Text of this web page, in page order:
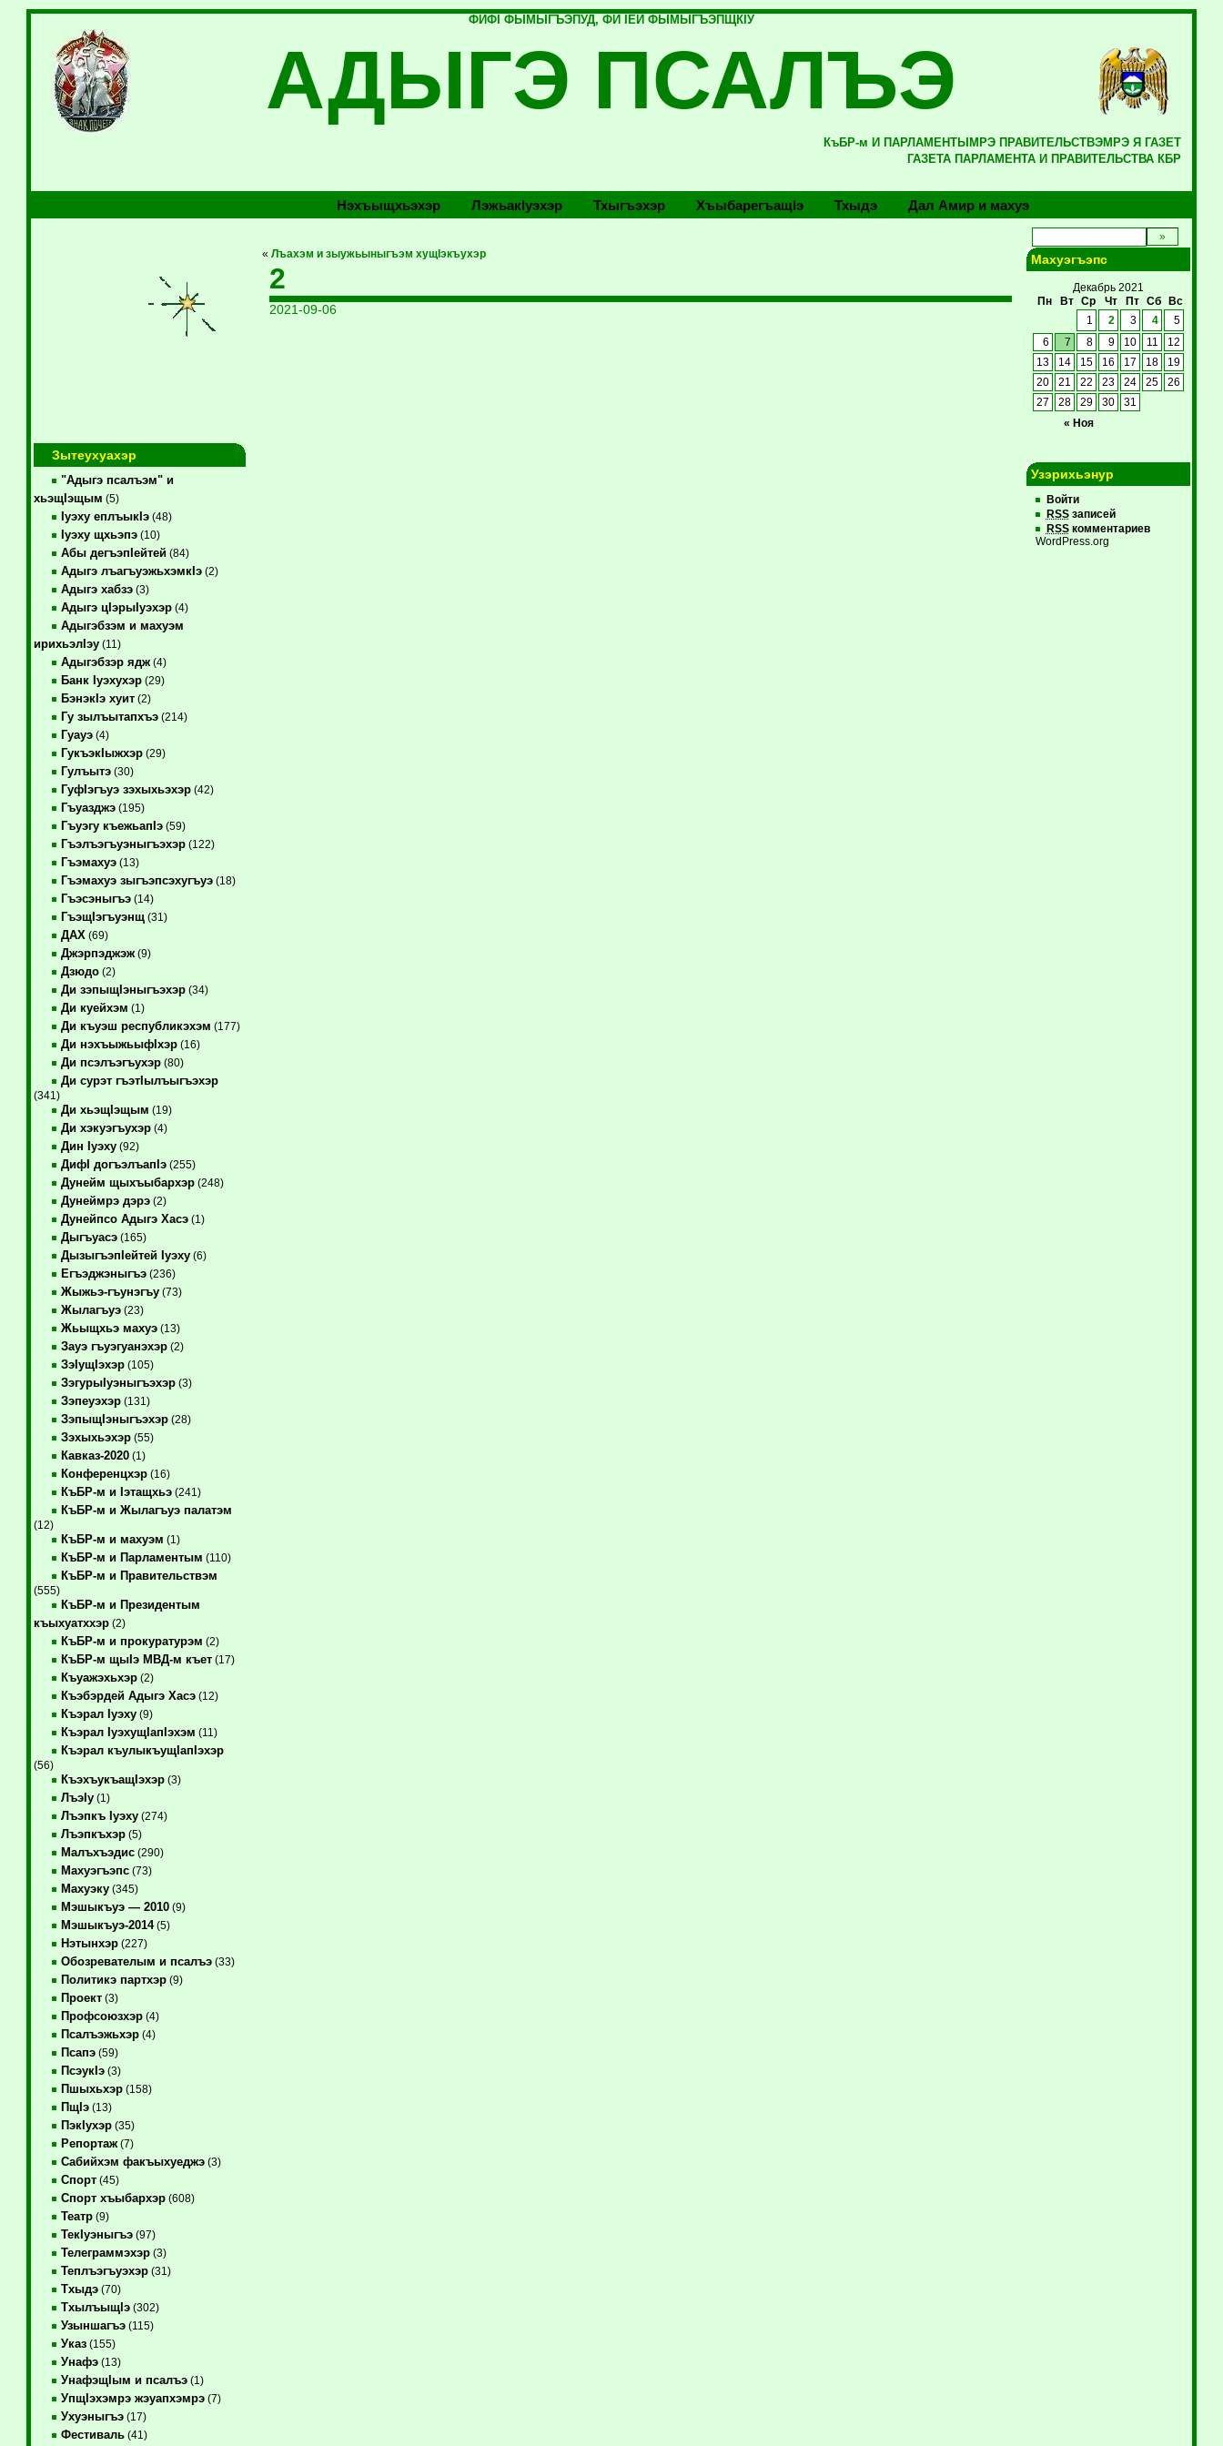
ФИФI ФЫМЫГЪЭПУД, ФИ IЕЙ ФЫМЫГЪЭПЩКIУ
АДЫГЭ ПСАЛЪЭ
КъБР-м И ПАРЛАМЕНТЫМРЭ ПРАВИТЕЛЬСТВЭМРЭ Я ГАЗЕТ
ГАЗЕТА ПАРЛАМЕНТА И ПРАВИТЕЛЬСТВА КБР
Нэхъыщхьэхэр Лэжьакlуэхэр Тхыгъэхэр Хъыбарегъащlэ Тхыдэ Дал Амир и махуэ
Зытеухуахэр
"Адыгэ псалъэм" и
хьэщIэщым (5)
Iуэху еплъыкIэ(48)
Iуэху щхьэпэ(10)
Абы дегъэпIейтей(84)
Адыгэ лъагъуэжьхэмкIэ(2)
Адыгэ хабзэ(3)
Адыгэ цIэрыIуэхэр(4)
Адыгэбзэм и махуэм
ирихьэлIэу(11)
Адыгэбзэр ядж(4)
Банк Iуэхухэр(29)
БэнэкIэ хуит(2)
Гу зылъытапхъэ(214)
Гуауэ(4)
ГукъэкIыжхэр(29)
Гулъытэ(30)
ГуфIэгъуэ зэхыхьэхэр(42)
Гъуазджэ(195)
Гъуэгу къежьапIэ(59)
Гъэлъэгъуэныгъэхэр(122)
Гъэмахуэ(13)
Гъэмахуэ зыгъэпсэхугъуэ(18)
Гъэсэныгъэ(14)
ГъэщIэгъуэнщ(31)
ДАХ (69)
Джэрпэджэж(9)
Дзюдо(2)
Ди зэпыщIэныгъэхэр(34)
Ди куейхэм (1)
Ди къуэш республикэхэм (177)
Ди нэхъыжьыфIхэр(16)
Ди псэлъэгъухэр(80)
Ди сурэт гъэтIылъыгъэхэр
(341)
Ди хьэщIэщым (19)
Ди хэкуэгъухэр(4)
Дин Iуэху(92)
ДифI догъэлъапIэ(255)
Дунейм щыхъыбархэр(248)
Дунеймрэ дэрэ(2)
Дунейпсо Адыгэ Хасэ(1)
Дыгъуасэ(165)
ДызыгъэпIейтей Iуэху(6)
Егъэджэныгъэ(236)
Жыжьэ-гъунэгъу(73)
Жылагъуэ(23)
Жьыщхьэ махуэ(13)
Зауэ гъуэгуанэхэр(2)
ЗэIущIэхэр(105)
ЗэгурыIуэныгъэхэр(3)
Зэпеуэхэр(131)
ЗэпыщIэныгъэхэр(28)
Зэхыхьэхэр(55)
Кавказ-2020(1)
Конференцхэр(16)
КъБР-м и Iэтащхьэ(241)
КъБР-м и Жылагъуэ палатэм
(12)
КъБР-м и махуэм (1)
КъБР-м и Парламентым (110)
КъБР-м и Правительствэм
(555)
КъБР-м и Президентым
къыхуатххэр(2)
КъБР-м и прокуратурэм (2)
КъБР-м щыIэ МВД-м къет(17)
Къуажэхьхэр(2)
Къэбэрдей Адыгэ Хасэ(12)
Къэрал Iуэху(9)
Къэрал IуэхущIапIэхэм (11)
Къэрал къулыкъущIапIэхэр
(56)
КъэхъукъащIэхэр(3)
ЛъэIу(1)
Лъэпкъ Iуэху(274)
Лъэпкъхэр(5)
Малъхъэдис(290)
Махуэгъэпс(73)
Махуэку(345)
Мэшыкъуэ — 2010(9)
Мэшыкъуэ-2014(5)
Нэтынхэр(227)
Обозревателым и псалъэ(33)
Политикэ партхэр(9)
Проект(3)
Профсоюзхэр(4)
Псалъэжьхэр(4)
Псапэ(59)
ПсэукIэ(3)
Пшыхьхэр(158)
ПщIэ(13)
ПэкIухэр(35)
Репортаж(7)
Сабийхэм факъыхуеджэ(3)
Спорт(45)
Спорт хъыбархэр(608)
Театр(9)
ТекIуэныгъэ(97)
Телеграммэхэр(3)
Теплъэгъуэхэр(31)
Тхыдэ(70)
ТхылъыщIэ(302)
Узыншагъэ(115)
Указ(155)
Унафэ(13)
УнафэщIым и псалъэ(1)
УпщIэхэмрэ жэуапхэмрэ(7)
Ухуэныгъэ(17)
Фестиваль(41)
« Лъахэм и зыужьыныгъэм хущIэкъухэр
2
2021-09-06
Махуэгъэпс
Декабрь 2021
Пн
Вт Ср Чт Пт Сб Вс
« Ноя
1 2 3 4
5
6
7 8 9 10 11
12
13
14 15 16 17 18
19
20
21 22 23 24 25
26
27
28 29 30 31
Узэрихьэнур
Войти
RSSзаписей
RSSкомментариев
WordPress.org